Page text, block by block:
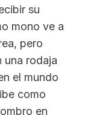
su
mono ve a
pero
una rodaja
el mundo
como
en